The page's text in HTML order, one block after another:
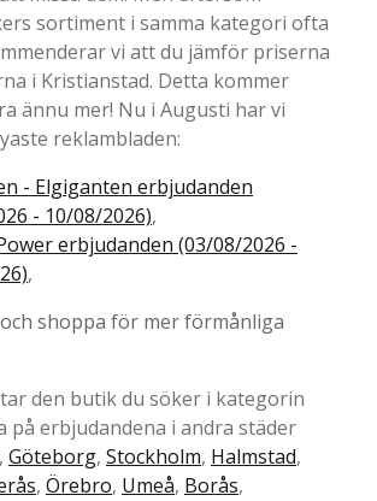
sortiment i samma kategori ofta
vi att du jämför priserna
i Kristianstad. Detta kommer
ännu mer! Nu i Augusti har vi
reklambladen:
- Elgiganten erbjudanden
- 10/08/2026),
erbjudanden (03/08/2026 -
,
shoppa för mer förmånliga
den butik du söker i kategorin
på erbjudandena i andra städer
, Göteborg, Stockholm, Halmstad,
, Örebro, Umeå, Borås,